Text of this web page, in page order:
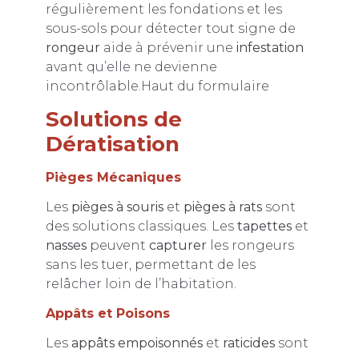
régulièrement les fondations et les
sous-sols pour détecter tout signe de
rongeur aide à prévenir une infestation
avant qu’elle ne devienne
incontrôlable. Haut du formulaire
Solutions de
Dératisation
Pièges Mécaniques
Les pièges à souriset pièges à ratssont
des solutions classiques. Les tapetteset
nassespeuvent capturer les rongeurs
sans les tuer, permettant de les
relâcher loin de l’habitation.
Appâts et Poisons
Les appâts empoisonnéset raticidessont